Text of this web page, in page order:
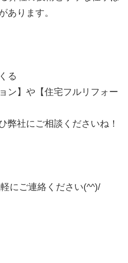
あります。
る
ン】や【住宅フルリフォー
弊社にご相談くださいね！
にご連絡ください(^^)/